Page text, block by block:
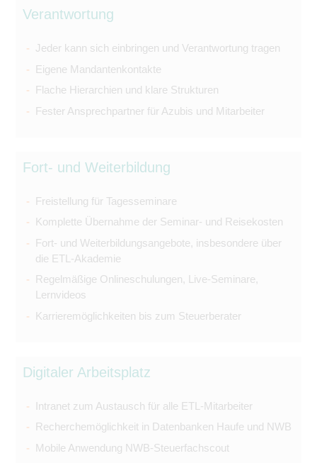
Verantwortung
Jeder kann sich einbringen und Verantwortung tragen
Eigene Mandantenkontakte
Flache Hierarchien und klare Strukturen
Fester Ansprechpartner für Azubis und Mitarbeiter
Fort- und Weiterbildung
Freistellung für Tagesseminare
Komplette Übernahme der Seminar- und Reisekosten
Fort- und Weiterbildungsangebote, insbesondere über
die ETL-Akademie
Regelmäßige Onlineschulungen, Live-Seminare,
Lernvideos
Karrieremöglichkeiten bis zum Steuerberater
Digitaler Arbeitsplatz
Intranet zum Austausch für alle ETL-Mitarbeiter
Recherchemöglichkeit in Datenbanken Haufe und NWB
Mobile Anwendung NWB-Steuerfachscout